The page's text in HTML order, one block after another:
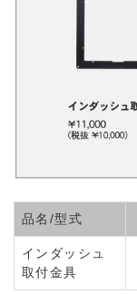
品名/型式
インダッシュ
取付金具